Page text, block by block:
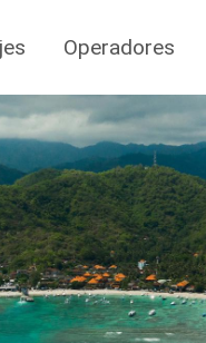
Operadores